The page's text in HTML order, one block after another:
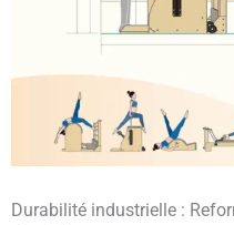
Durabilité industrielle :